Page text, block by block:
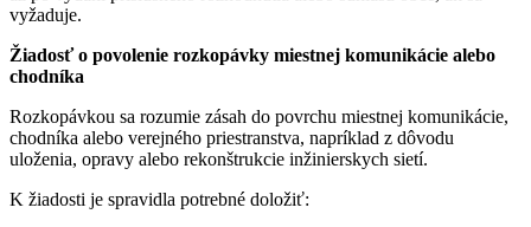
vyžaduje.
Žiadosť o povolenie rozkopávky miestnej komunikácie alebo
chodníka
Rozkopávkou sa rozumie zásah do povrchu miestnej komunikácie,
chodníka alebo verejného priestranstva, napríklad z dôvodu
uloženia, opravy alebo rekonštrukcie inžinierskych sietí.
K žiadosti je spravidla potrebné doložiť: